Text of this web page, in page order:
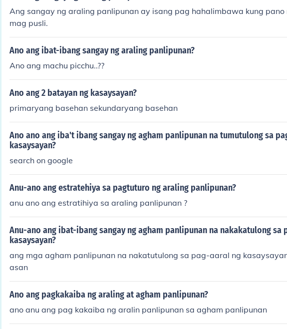
Ang sangay ng araling panlipunan ay isang pag hahalimbawa kung
mag pusli.
Ano ang ibat-ibang sangay ng araling panlipunan?
Ano ang machu picchu..??
Ano ang 2 batayan ng kasaysayan?
primaryang basehan sekundaryang basehan
Ano ano ang iba't ibang sangay ng agham panlipunan na tumutulong sa
kasaysayan?
search on google
Anu-ano ang estratehiya sa pagtuturo ng araling panlipunan?
anu ano ang estratihiya sa araling panlipunan ?
Anu-ano ang ibat-ibang sangay ng agham panlipunan na nakakatulong sa
kasaysayan?
ang mga agham panlipunan na nakatutulong sa pag-aaral ng
asan
Ano ang pagkakaiba ng araling at agham panlipunan?
ano anu ang pag kakaiba ng aralin panlipunan sa agham panlipunan